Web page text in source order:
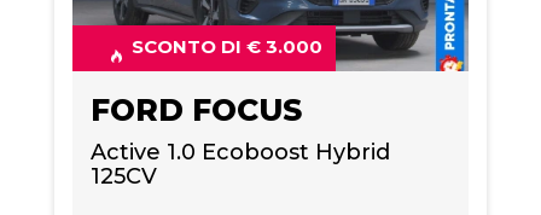
SCONTO DI € 3.000
FORD FOCUS
Active 1.0 Ecoboost Hybrid
125CV